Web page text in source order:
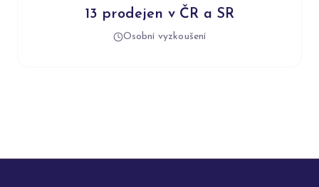
13 prodejen v ČR a SR
Osobní vyzkoušení